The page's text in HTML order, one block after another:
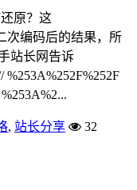
还原？这
次编码后的结果，所
站长网告诉
%253A%252F%252F
, 站长分享
32